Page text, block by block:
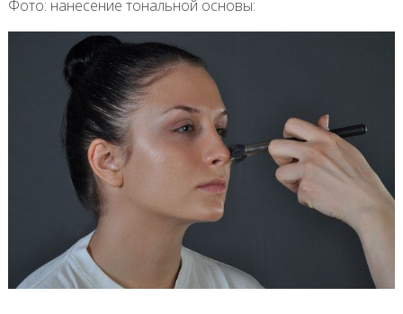
Фото: нанесение тональной основы: